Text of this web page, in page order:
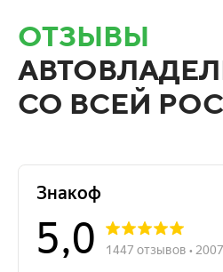
ОТЗЫВЫ
СО ВСЕЙ